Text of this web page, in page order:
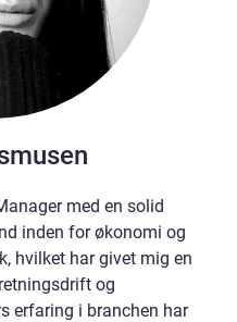
med en solid
inden for økonomi og
hvilket har givet mig en
og
erfaring i branchen har